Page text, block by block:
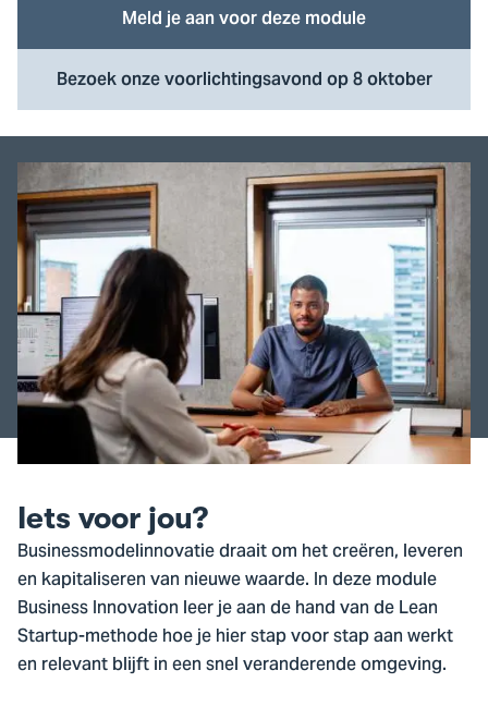
Meld je aan voor deze module
Bezoek onze voorlichtingsavond op 8 oktober
Iets voor jou?
Businessmodelinnovatie draait om het creëren, leveren
en kapitaliseren van nieuwe waarde. In deze module
Business Innovation leer je aan de hand van de Lean
Startup-methode hoe je hier stap voor stap aan werkt
en relevant blijft in een snel veranderende omgeving.